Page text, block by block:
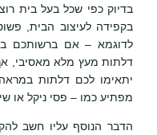
בדיוק כפי שכל בעל בית
בקפידה לעיצוב הבית,
לדוגמא – אם ברשותכם
דלתות מעץ מלא מאסיבי,
יתאימו לכם דלתות
מפתיע כמו – פסי ניקל או
הדבר הנוסף עליו חשב